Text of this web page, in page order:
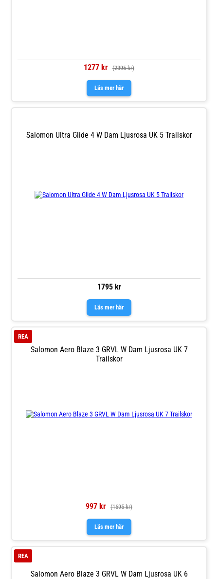
1277 kr (2395 kr)
Läs mer här
Salomon Ultra Glide 4 W Dam Ljusrosa UK 5 Trailskor
1795 kr
Läs mer här
Salomon Aero Blaze 3 GRVL W Dam Ljusrosa UK 7
Trailskor
REA
997 kr (1695 kr)
Läs mer här
Salomon Aero Blaze 3 GRVL W Dam Ljusrosa UK 6
REA